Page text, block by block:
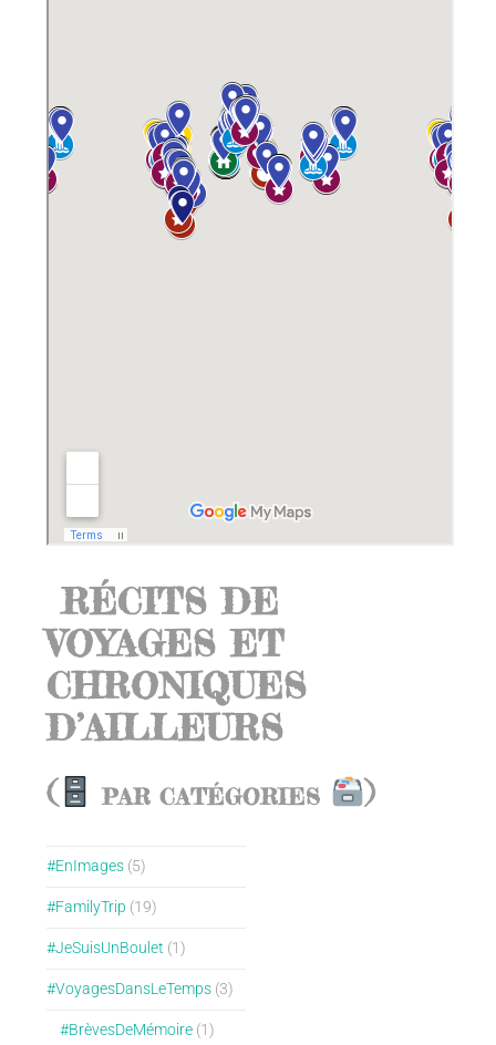
RÉCITS DE
VOYAGES ET
CHRONIQUES
D’AILLEURS
( PAR CATÉGORIES )
#EnImages(5)
#FamilyTrip (19)
#JeSuisUnBoulet (1)
#VoyagesDansLeTemps(3)
#BrèvesDeMémoire(1)